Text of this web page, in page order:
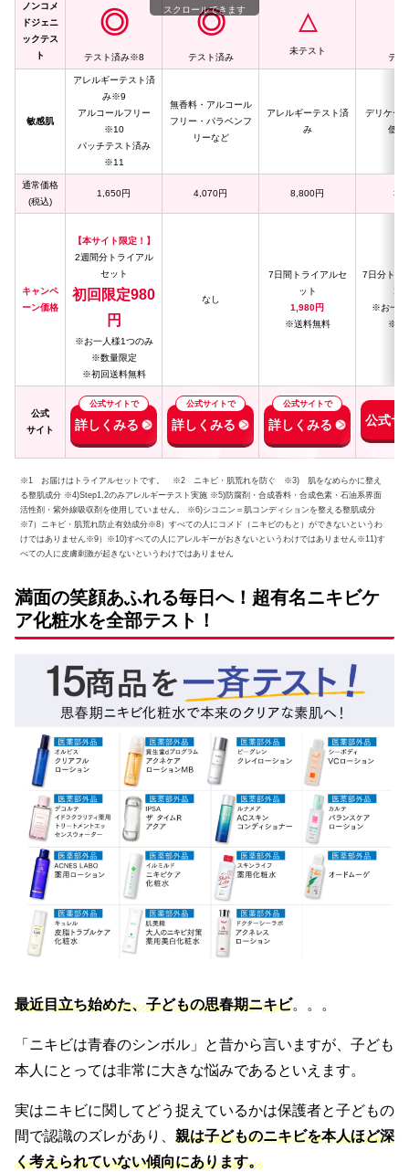
ノンコメ
ドジェニ
ックテス
ト
◎
テスト済み※8
◎
テスト済み
△
未テスト
テス
敏感肌
アレルギーテスト済
み※9
アルコールフリー
※10
パッチテスト済み
※11
無香料・アルコール
フリー・パラベンフ
リーなど
アレルギーテスト済
み
デリケー
低刺
通常価格
(税込)
1,650円 4,070円 8,800円
キャンペ
ーン価格
【本サイト限定！】
2週間分トライアル
セット
初回限定980
円
※お一人様1つのみ
※数量限定
※初回送料無料
なし
7日間トライアルセ
ット
1,980円
※送料無料
7日分トラ
※お一人
※送
公式
サイト
公式サイトで
詳しくみる
公式サイトで
詳しくみる
公式サイトで
詳しくみる 公式サ
スクロールできます
※1 お届けはトライアルセットです。 ※2 ニキビ・肌荒れを防ぐ ※3) 肌をなめらかに整え
る整肌成分 ※4)Step1,2のみアレルギーテスト実施 ※5)防腐剤・合成香料・合成色素・石油系界面
活性剤・紫外線吸収剤を使用していません。 ※6)シコニン＝肌コンディションを整える整肌成分
※7）ニキビ・肌荒れ防止有効成分※8）すべての人にコメド（ニキビのもと）ができないというわ
けではありません※9）※10)すべての人にアレルギーがおきないというわけではありません※11)す
べての人に皮膚刺激が起きないというわけではありません
満面の笑顔あふれる毎日へ！超有名ニキビケ
ア化粧水を全部テスト！
最近目立ち始めた、子どもの思春期ニキビ。。。
「ニキビは青春のシンボル」と昔から言いますが、子ども
本人にとっては非常に大きな悩みであるといえます。
実はニキビに関してどう捉えているかは保護者と子どもの
間で認識のズレがあり、 親は子どものニキビを本人ほど深
く考えられていない傾向にあります。